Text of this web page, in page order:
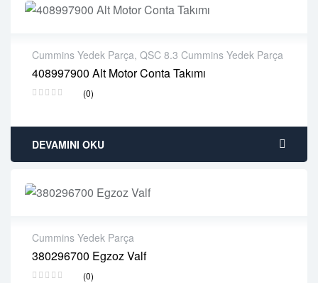
Cummins Yedek Parça, QSC 8.3 Cummins Yedek Parça
408997900 Alt Motor Conta Takımı
(0)
2 years warranty
Delivery time: 1-2 business days
DEVAMINI OKU
Cummins Yedek Parça
380296700 Egzoz Valf
(0)
2 years warranty
Delivery time: 1-2 business days